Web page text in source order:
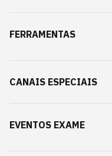
FERRAMENTAS
CANAIS ESPECIAIS
EVENTOS EXAME